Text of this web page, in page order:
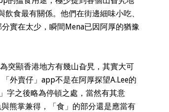
食最有關係。他們在街邊細味小吃、
實在太少，瞬間Mena已因阿厚的猶豫
突顯香港地方有幾山旮旯，其實大可
外賣仔」app不是在阿厚探望A.Lee的
字之後略為停頓之處，當然有其意
熊掌兼得，「食」的部分還是應當有